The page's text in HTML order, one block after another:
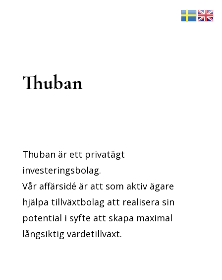
Thuban
Thuban är ett privatägt
investeringsbolag.
Vår affärsidé är att som aktiv ägare
hjälpa tillväxtbolag att realisera sin
potential i syfte att skapa maximal
långsiktig värdetillväxt.